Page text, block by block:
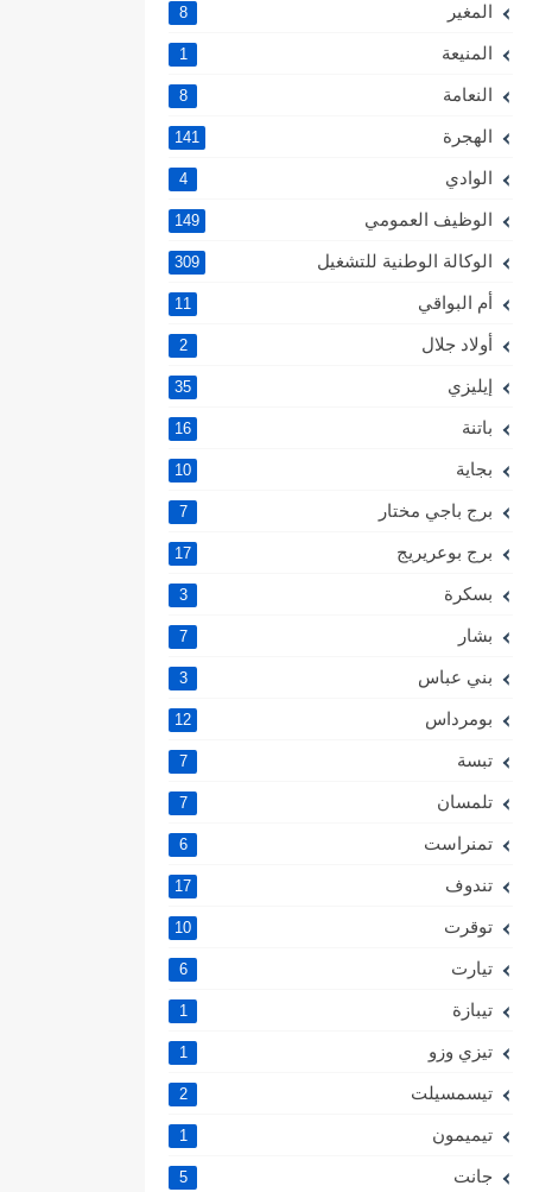
المغير 8
المنيعة 1
النعامة 8
الهجرة 141
الوادي 4
الوظيف العمومي 149
الوكالة الوطنية للتشغيل 309
أم البواقي 11
أولاد جلال 2
إيليزي 35
باتنة 16
بجاية 10
برج باجي مختار 7
برج بوعريريج 17
بسكرة 3
بشار 7
بني عباس 3
بومرداس 12
تبسة 7
تلمسان 7
تمنراست 6
تندوف 17
توقرت 10
تيارت 6
تيبازة 1
تيزي وزو 1
تيسمسيلت 2
تيميمون 1
جانت 5